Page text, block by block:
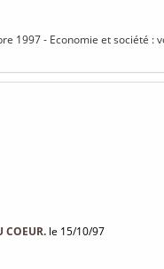
1997 - Economie et société :
COEUR. le 15/10/97